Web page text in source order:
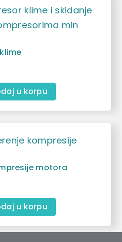
u korpu
motora
u korpu